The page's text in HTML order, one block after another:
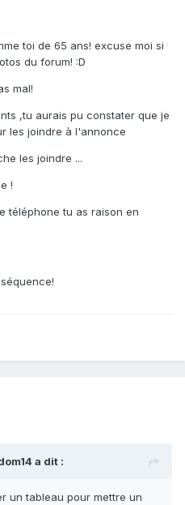
toi de 65 ans! excuse moi si
du forum! :D
mal!
,tu aurais pu constater que je
les joindre à l'annonce
les joindre ...
!
téléphone tu as raison en
a dit :
un tableau pour mettre un